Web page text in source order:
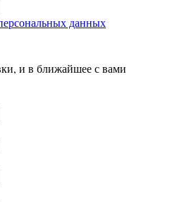
данных
и в ближайшее с вами